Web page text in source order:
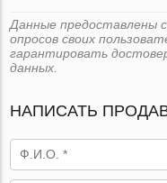
Данные предоставлены
опросов своих
гарантировать
данных.
НАПИСАТЬ